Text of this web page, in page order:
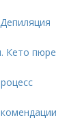
Кето пюре